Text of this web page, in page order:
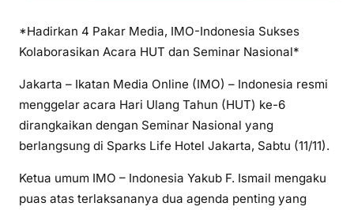
*Hadirkan 4 Pakar Media, IMO-Indonesia Sukses
Kolaborasikan Acara HUT dan Seminar Nasional*
Jakarta – Ikatan Media Online (IMO) – Indonesia resmi
menggelar acara Hari Ulang Tahun (HUT) ke-6
dirangkaikan dengan Seminar Nasional yang
berlangsung di Sparks Life Hotel Jakarta, Sabtu (11/11).
Ketua umum IMO – Indonesia Yakub F. Ismail mengaku
puas atas terlaksananya dua agenda penting yang